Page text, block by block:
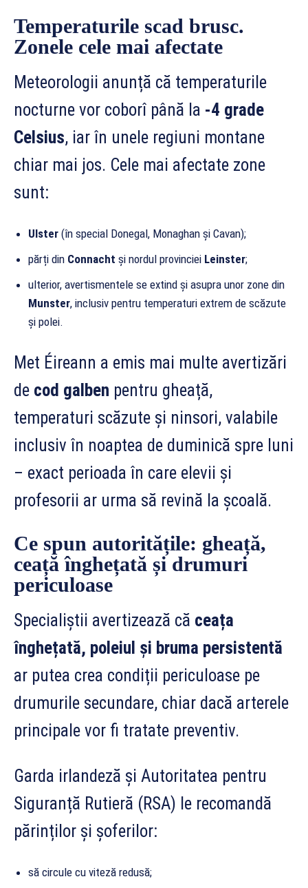
Temperaturile scad brusc.
Zonele cele mai afectate
Meteorologii anunță că temperaturile
nocturne vor coborî până la -4 grade
Celsius, iar în unele regiuni montane
chiar mai jos. Cele mai afectate zone
sunt:
Ulster (în special Donegal, Monaghan și Cavan);
părți din Connacht și nordul provinciei Leinster;
ulterior, avertismentele se extind și asupra unor zone din
Munster, inclusiv pentru temperaturi extrem de scăzute
și polei.
Met Éireann a emis mai multe avertizări
de cod galben pentru gheață,
temperaturi scăzute și ninsori, valabile
inclusiv în noaptea de duminică spre luni
– exact perioada în care elevii și
profesorii ar urma să revină la școală.
Ce spun autoritățile: gheață,
ceață înghețată și drumuri
periculoase
Specialiștii avertizează că ceața
înghețată, poleiul și bruma persistentă
ar putea crea condiții periculoase pe
drumurile secundare, chiar dacă arterele
principale vor fi tratate preventiv.
Garda irlandeză și Autoritatea pentru
Siguranță Rutieră (RSA) le recomandă
părinților și șoferilor:
să circule cu viteză redusă;